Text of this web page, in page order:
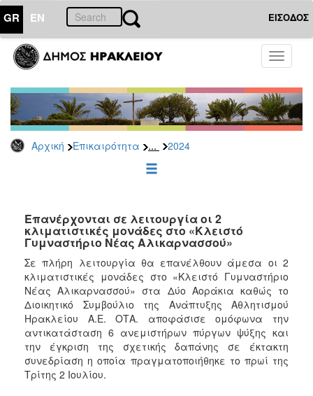
GR EN ΕΙΣΟΔΟΣ
Toggle
Αρχική Επικαιρότητα ... 2024
ΕΠΙΚΑΙΡΟΤΗΤΑ
Τύπου
Αρχείο
2026
2025
2022
2021
2020
2019
2018
2017
2016
2015
Επανέρχονται σε λειτουργία οι 2
κλιματιστικές μονάδες στο «Κλειστό
Γυμναστήριο Νέας Αλικαρνασσού»
Σε πλήρη λειτουργία θα επανέλθουν άμεσα οι 2
κλιματιστικές μονάδες στο «Κλειστό Γυμναστήριο
Νέας Αλικαρνασσού» στα Δύο Αοράκια καθώς το
Διοικητικό Συμβούλιο της Ανάπτυξης Αθλητισμού
Ηρακλείου Α.Ε. ΟΤΑ. αποφάσισε ομόφωνα την
αντικατάσταση 6 ανεμιστήρων πύργων ψύξης και
την έγκριση της σχετικής δαπάνης σε έκτακτη
συνεδρίαση η οποία πραγματοποιήθηκε το πρωί της
Τρίτης 2 Ιουλίου.